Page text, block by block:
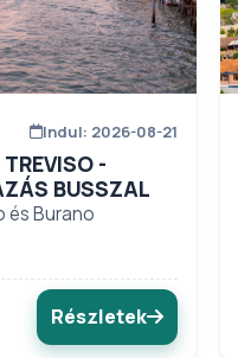
Indul: 2026-08-21
-
BUSSZAL
és Burano
Részletek